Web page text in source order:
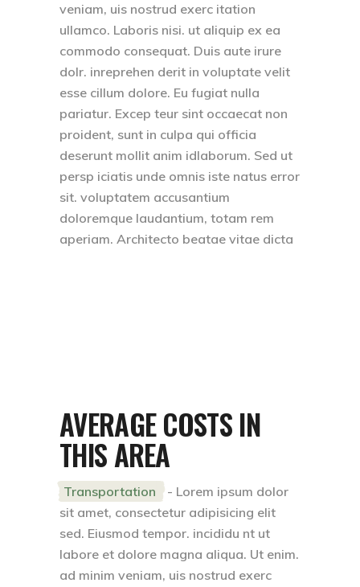
veniam, uis nostrud exerc itation
ullamco. Laboris nisi. ut aliquip ex ea
commodo consequat. Duis aute irure
dolr. inreprehen derit in voluptate velit
esse cillum dolore. Eu fugiat nulla
pariatur. Excep teur sint occaecat non
proident, sunt in culpa qui officia
deserunt mollit anim idlaborum. Sed ut
persp iciatis unde omnis iste natus error
sit. voluptatem accusantium
doloremque laudantium, totam rem
aperiam. Architecto beatae vitae dicta
AVERAGE COSTS IN
THIS AREA
Transportation - Lorem ipsum dolor
sit amet, consectetur adipisicing elit
sed. Eiusmod tempor. incididu nt ut
labore et dolore magna aliqua. Ut enim.
ad minim veniam, uis nostrud exerc